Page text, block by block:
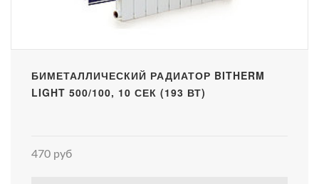
БИМЕТАЛЛИЧЕСКИЙ РАДИАТОР BITHERM
LIGHT 500/100, 10 СЕК (193 ВТ)
470 руб